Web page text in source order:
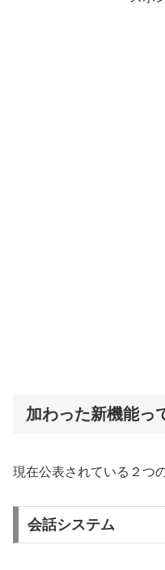
加わった新機能っ
現在公表されている２つ
会話システム